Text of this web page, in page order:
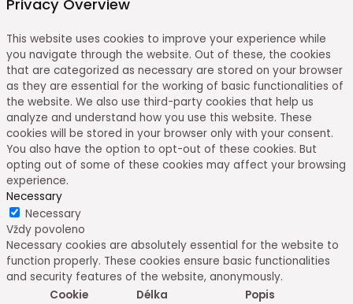
Privacy Overview
This website uses cookies to improve your experience while
you navigate through the website. Out of these, the cookies
that are categorized as necessary are stored on your browser
as they are essential for the working of basic functionalities of
the website. We also use third-party cookies that help us
analyze and understand how you use this website. These
cookies will be stored in your browser only with your consent.
You also have the option to opt-out of these cookies. But
opting out of some of these cookies may affect your browsing
experience.
Necessary
Necessary
Vždy povoleno
Necessary cookies are absolutely essential for the website to
function properly. These cookies ensure basic functionalities
and security features of the website, anonymously.
Cookie
Délka Popis